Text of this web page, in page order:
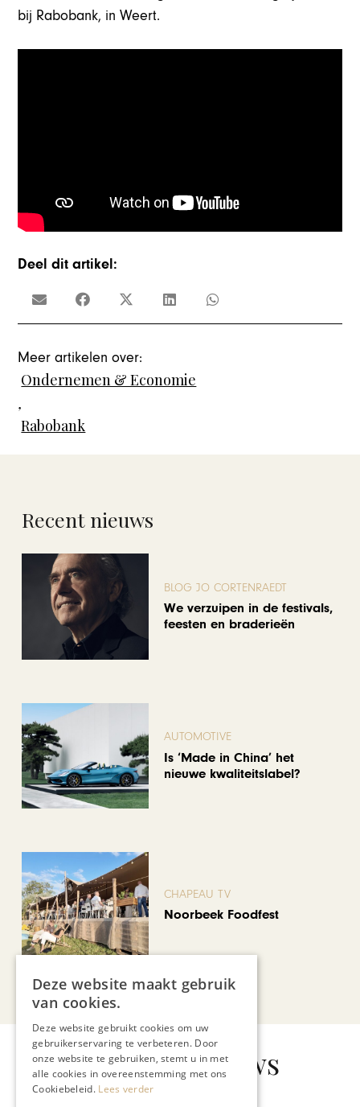
bij Rabobank, in Weert.
Deel dit artikel:
Meer artikelen over:
Ondernemen & Economie
,
Rabobank
Recent nieuws
BLOG JO CORTENRAEDT
We verzuipen in de festivals,
feesten en braderieën
AUTOMOTIVE
Is ‘Made in China’ het
nieuwe kwaliteitslabel?
CHAPEAU TV
Noorbeek Foodfest
Bekijk alle artikelen
Gerelateerd nieuws
Deze website maakt gebruik
van cookies.
Deze website gebruikt cookies om uw
gebruikerservaring te verbeteren. Door
onze website te gebruiken, stemt u in met
alle cookies in overeenstemming met ons
Cookiebeleid. Lees verder